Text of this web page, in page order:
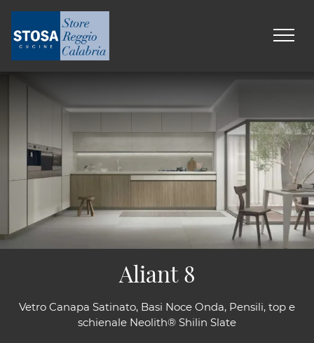
Vetro Canapa Satinato, Basi Noce Onda, Pensili, top e
schienale Neolith® Shilin Slate
Aliant 8